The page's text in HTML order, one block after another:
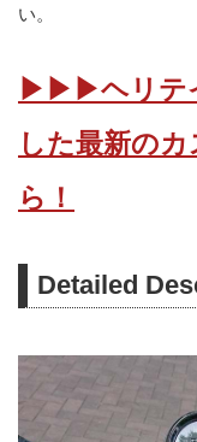
い。
▶▶▶ヘリテ
した最新の
ら！
Detailed